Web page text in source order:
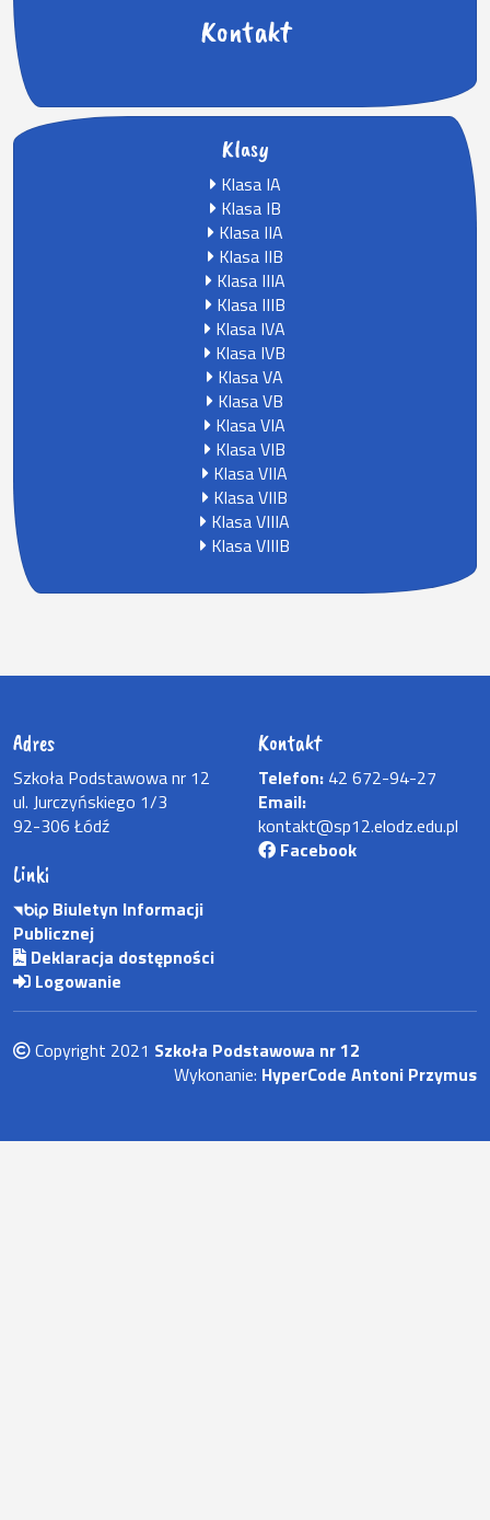
Kontakt
Klasy
Klasa IA
Klasa IB
Klasa IIA
Klasa IIB
Klasa IIIA
Klasa IIIB
Klasa IVA
Klasa IVB
Klasa VA
Klasa VB
Klasa VIA
Klasa VIB
Klasa VIIA
Klasa VIIB
Klasa VIIIA
Klasa VIIIB
Adres
Szkoła Podstawowa nr 12
ul. Jurczyńskiego 1/3
92-306 Łódź
Kontakt
Telefon: 42 672-94-27
Email:
kontakt@sp12.elodz.edu.pl
Facebook
Linki
Biuletyn Informacji
Publicznej
Deklaracja dostępności
Logowanie
Copyright 2021 Szkoła Podstawowa nr 12
Wykonanie: HyperCode Antoni Przymus